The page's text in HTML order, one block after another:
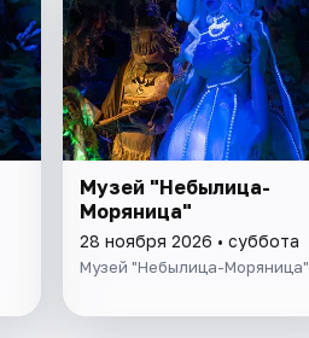
Музей "Небылица-
Моряница"
28 ноября 2026 • суббота
Музей "Небылица-Моряница"